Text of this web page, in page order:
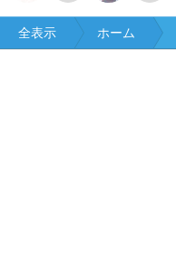
全表示 ホーム